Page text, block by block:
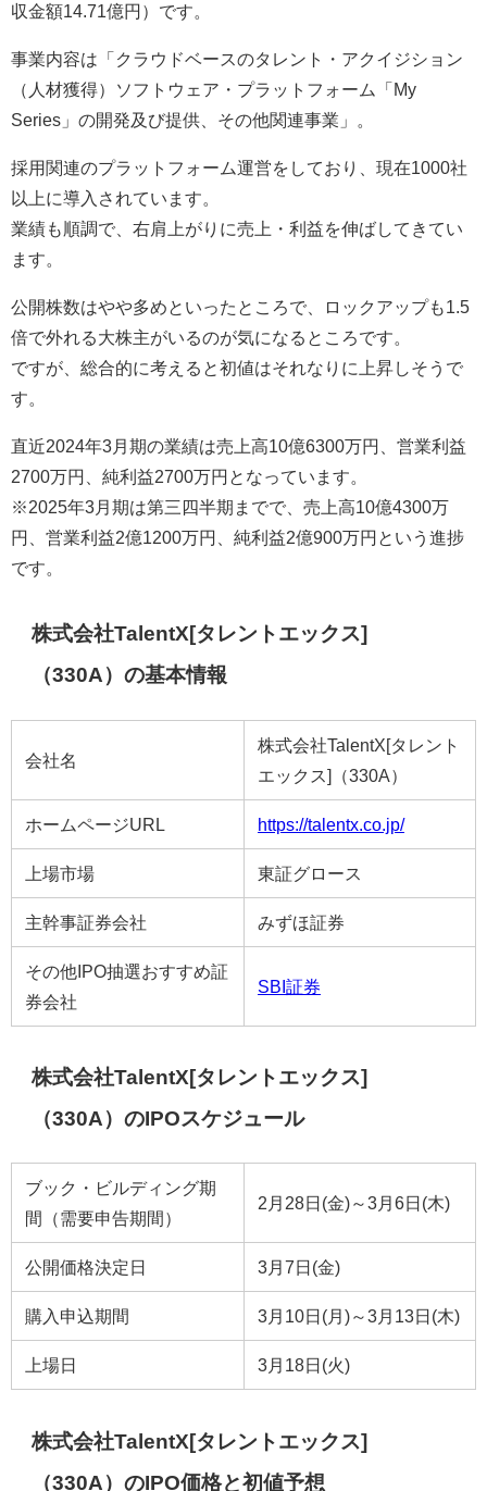
収金額14.71億円）です。
事業内容は「クラウドベースのタレント・アクイジション
（人材獲得）ソフトウェア・プラットフォーム「My
Series」の開発及び提供、その他関連事業」。
採用関連のプラットフォーム運営をしており、現在1000社
以上に導入されています。
業績も順調で、右肩上がりに売上・利益を伸ばしてきてい
ます。
公開株数はやや多めといったところで、ロックアップも1.5
倍で外れる大株主がいるのが気になるところです。
ですが、総合的に考えると初値はそれなりに上昇しそうで
す。
直近2024年3月期の業績は売上高10億6300万円、営業利益
2700万円、純利益2700万円となっています。
※2025年3月期は第三四半期までで、売上高10億4300万
円、営業利益2億1200万円、純利益2億900万円という進捗
です。
株式会社TalentX[タレントエックス]
（330A）の基本情報
会社名
株式会社TalentX[タレント
エックス]（330A）
ホームページURL https://talentx.co.jp/
上場市場 東証グロース
主幹事証券会社 みずほ証券
その他IPO抽選おすすめ証
券会社
SBI証券
株式会社TalentX[タレントエックス]
（330A）のIPOスケジュール
ブック・ビルディング期
間（需要申告期間）
2月28日(金)～3月6日(木)
公開価格決定日 3月7日(金)
購入申込期間 3月10日(月)～3月13日(木)
上場日 3月18日(火)
株式会社TalentX[タレントエックス]
（330A）のIPO価格と初値予想